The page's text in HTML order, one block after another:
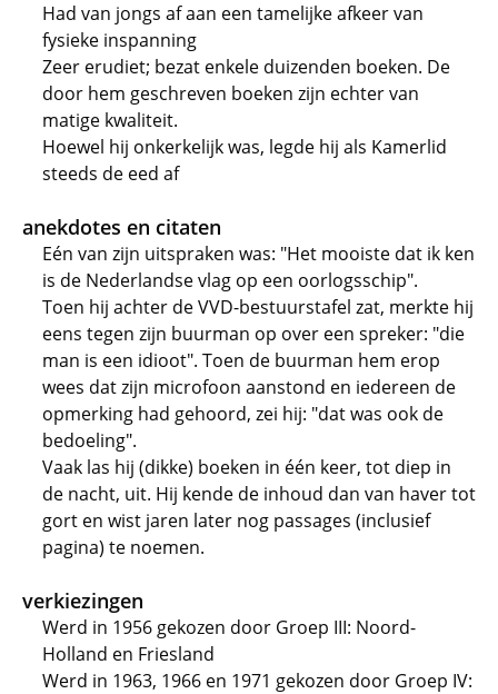
Had van jongs af aan een tamelijke afkeer van
fysieke inspanning
Zeer erudiet; bezat enkele duizenden boeken. De
door hem geschreven boeken zijn echter van
matige kwaliteit.
Hoewel hij onkerkelijk was, legde hij als Kamerlid
steeds de eed af
anekdotes en citaten
Eén van zijn uitspraken was: "Het mooiste dat ik ken
is de Nederlandse vlag op een oorlogsschip".
Toen hij achter de VVD-bestuurstafel zat, merkte hij
eens tegen zijn buurman op over een spreker: "die
man is een idioot". Toen de buurman hem erop
wees dat zijn microfoon aanstond en iedereen de
opmerking had gehoord, zei hij: "dat was ook de
bedoeling".
Vaak las hij (dikke) boeken in één keer, tot diep in
de nacht, uit. Hij kende de inhoud dan van haver tot
gort en wist jaren later nog passages (inclusief
pagina) te noemen.
verkiezingen
Werd in 1956 gekozen door Groep III: Noord-
Holland en Friesland
Werd in 1963, 1966 en 1971 gekozen door Groep IV: